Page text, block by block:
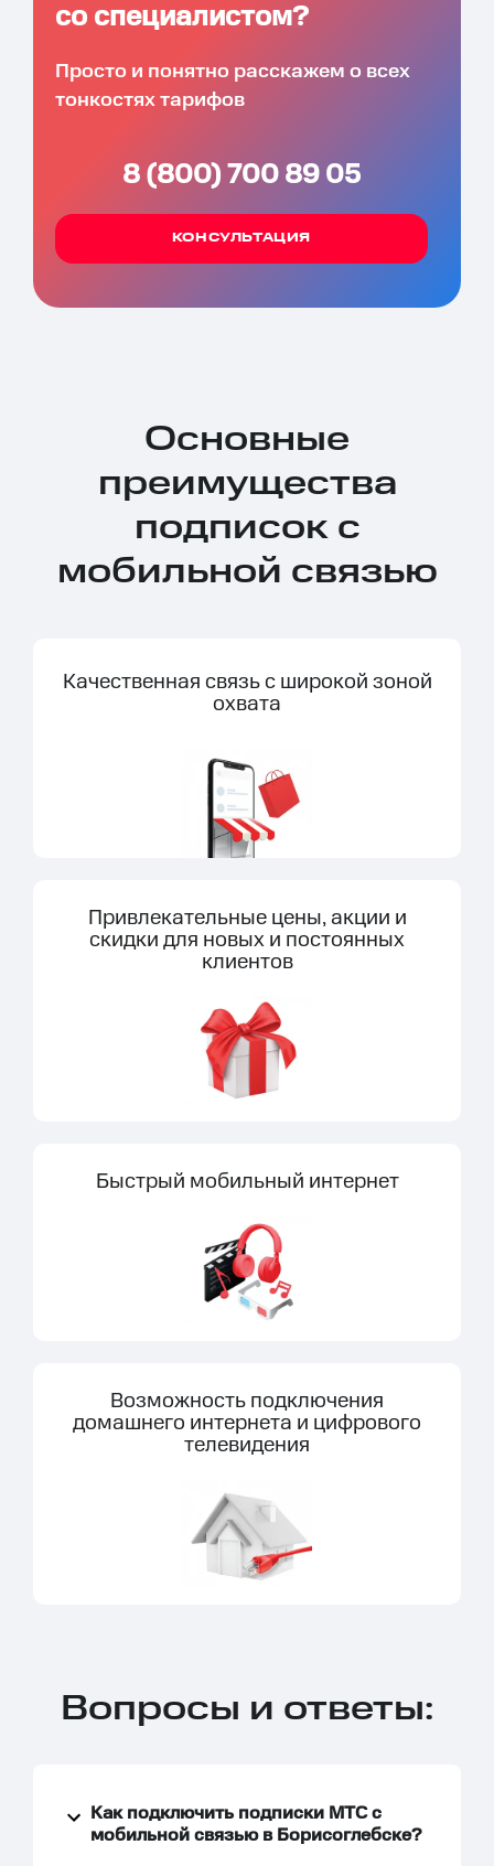
со специалистом?
Просто и понятно расскажем о всех
тонкостях тарифов
8 (800) 700 89 05
КОНСУЛЬТАЦИЯ
Основные
преимущества
подписок с
мобильной связью
Качественная связь с широкой зоной
охвата
Привлекательные цены, акции и
скидки для новых и постоянных
клиентов
Быстрый мобильный интернет
Возможность подключения
домашнего интернета и цифрового
телевидения
Вопросы и ответы:
Как подключить подписки МТС с
мобильной связью в Борисоглебске?